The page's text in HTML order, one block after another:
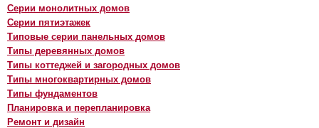
Серии монолитных домов
Серии пятиэтажек
Типовые серии панельных домов
Типы деревянных домов
Типы коттеджей и загородных домов
Типы многоквартирных домов
Типы фундаментов
Планировка и перепланировка
Ремонт и дизайн